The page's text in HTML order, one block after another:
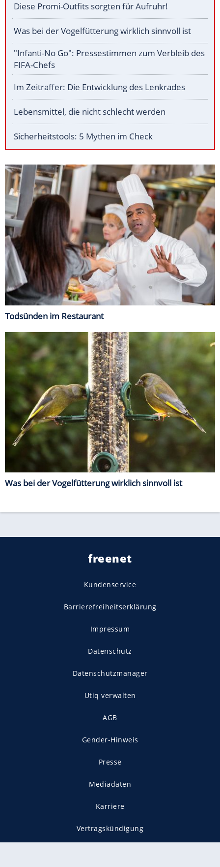
Diese Promi-Outfits sorgten für Aufruhr!
Was bei der Vogelfütterung wirklich sinnvoll ist
"Infanti-No Go": Pressestimmen zum Verbleib des
FIFA-Chefs
Im Zeitraffer: Die Entwicklung des Lenkrades
Lebensmittel, die nicht schlecht werden
Sicherheitstools: 5 Mythen im Check
Todsünden im Restaurant
Was bei der Vogelfütterung wirklich sinnvoll ist
freenet
Kundenservice
Barrierefreiheitserklärung
Impressum
Datenschutz
Datenschutzmanager
Utiq verwalten
AGB
Gender-Hinweis
Presse
Mediadaten
Karriere
Vertragskündigung